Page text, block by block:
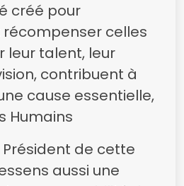
créé pour
celles
leur talent, leur
contribuent à
cause essentielle,
Humains
Président de cette
aussi une